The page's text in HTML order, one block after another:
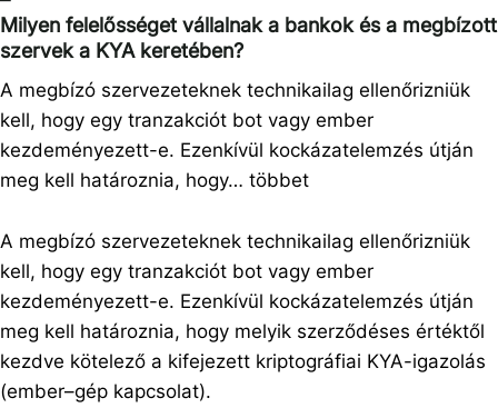
Milyen felelősséget vállalnak a bankok és a megbízott
szervek a KYA keretében?
A megbízó szervezeteknek technikailag ellenőrizniük
kell, hogy egy tranzakciót bot vagy ember
kezdeményezett-e. Ezenkívül kockázatelemzés útján
meg kell határoznia, hogy… többet
A megbízó szervezeteknek technikailag ellenőrizniük
kell, hogy egy tranzakciót bot vagy ember
kezdeményezett-e. Ezenkívül kockázatelemzés útján
meg kell határoznia, hogy melyik szerződéses értéktől
kezdve kötelező a kifejezett kriptográfiai KYA-igazolás
(ember–gép kapcsolat).